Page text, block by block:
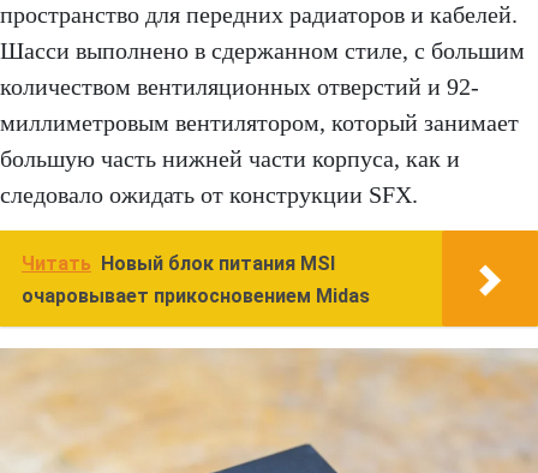
пространство для передних радиаторов и кабелей.
Шасси выполнено в сдержанном стиле, с большим
количеством вентиляционных отверстий и 92-
миллиметровым вентилятором, который занимает
большую часть нижней части корпуса, как и
следовало ожидать от конструкции SFX.
Читать
Новый блок питания MSI
очаровывает прикосновением Midas